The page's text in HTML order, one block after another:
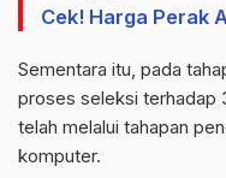
Cek! Harga Perak
Sementara itu, pada
proses seleksi terhadap
telah melalui tahapan
komputer.